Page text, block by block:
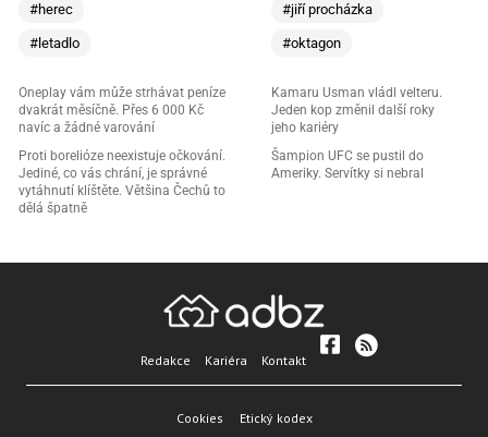
#herec
#letadlo
Oneplay vám může strhávat peníze
dvakrát měsíčně. Přes 6 000 Kč
navíc a žádné varování
Proti borelióze neexistuje očkování.
Jediné, co vás chrání, je správné
vytáhnutí klíštěte. Většina Čechů to
dělá špatně
#jiří procházka
#oktagon
Kamaru Usman vládl velteru.
Jeden kop změnil další roky
jeho kariéry
Šampion UFC se pustil do
Ameriky. Servítky si nebral
Redakce Kariéra Kontakt
Cookies Etický kodex